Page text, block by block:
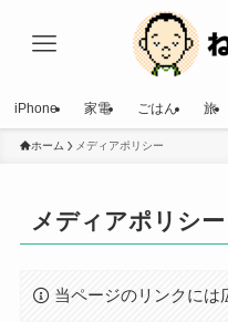
iPhone 家電 ごはん 旅
ホーム メディアポリシー
メディアポリシー
当ページのリンクには